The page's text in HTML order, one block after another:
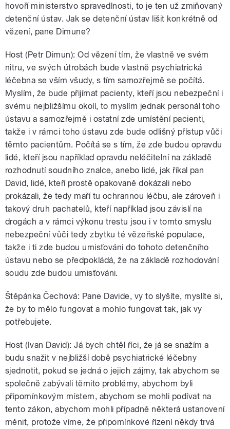
hovoří ministerstvo spravedlnosti, to je ten už zmiňovaný
detenční ústav. Jak se detenční ústav lišit konkrétně od
vězení, pane Dimune?
Host (Petr Dimun): Od vězení tím, že vlastně ve svém
nitru, ve svých útrobách bude vlastně psychiatrická
léčebna se vším všudy, s tím samozřejmě se počítá.
Myslím, že bude přijímat pacienty, kteří jsou nebezpeční i
svému nejbližšímu okolí, to myslím jednak personál toho
ústavu a samozřejmě i ostatní zde umístění pacienti,
takže i v rámci toho ústavu zde bude odlišný přístup vůči
těmto pacientům. Počítá se s tím, že zde budou opravdu
lidé, kteří jsou například opravdu neléčitelní na základě
rozhodnutí soudního znalce, anebo lidé, jak říkal pan
David, lidé, kteří prostě opakovaně dokázali nebo
prokázali, že tedy maří tu ochrannou léčbu, ale zároveň i
takový druh pachatelů, kteří například jsou závislí na
drogách a v rámci výkonu trestu jsou i v tomto smyslu
nebezpeční vůči tedy zbytku té vězeňské populace,
takže i ti zde budou umisťováni do tohoto detenčního
ústavu nebo se předpokládá, že na základě rozhodování
soudu zde budou umisťováni.
Štěpánka Čechová: Pane Davide, vy to slyšíte, myslíte si,
že by to mělo fungovat a mohlo fungovat tak, jak vy
potřebujete.
Host (Ivan David): Já bych chtěl říci, že já se snažím a
budu snažit v nejbližší době psychiatrické léčebny
sjednotit, pokud se jedná o jejich zájmy, tak abychom se
společně zabývali těmito problémy, abychom byli
připomínkovým místem, abychom se mohli podívat na
tento zákon, abychom mohli případně některá ustanovení
měnit, protože víme, že připomínkové řízení někdy trvá